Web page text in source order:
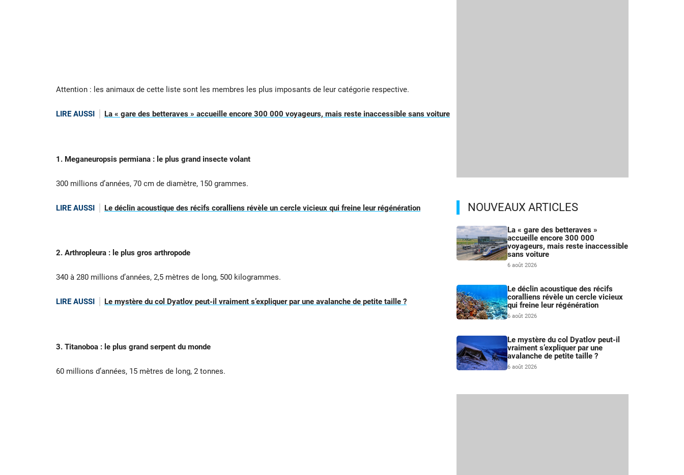
Attention : les animaux de cette liste sont les membres les plus imposants de leur catégorie respective.
LIRE AUSSI La « gare des betteraves » accueille encore 300 000 voyageurs, mais reste inaccessible sans voiture
1. Meganeuropsis permiana : le plus grand insecte volant
300 millions d’années, 70 cm de diamètre, 150 grammes.
LIRE AUSSI Le déclin acoustique des récifs coralliens révèle un cercle vicieux qui freine leur régénération
2. Arthropleura : le plus gros arthropode
340 à 280 millions d’années, 2,5 mètres de long, 500 kilogrammes.
LIRE AUSSI Le mystère du col Dyatlov peut-il vraiment s’expliquer par une avalanche de petite taille ?
3. Titanoboa : le plus grand serpent du monde
60 millions d’années, 15 mètres de long, 2 tonnes.
NOUVEAUX ARTICLES
La « gare des betteraves »
accueille encore 300 000
voyageurs, mais reste inaccessible
sans voiture
6 août 2026
Le déclin acoustique des récifs
coralliens révèle un cercle vicieux
qui freine leur régénération
6 août 2026
Le mystère du col Dyatlov peut-il
vraiment s’expliquer par une
avalanche de petite taille ?
6 août 2026